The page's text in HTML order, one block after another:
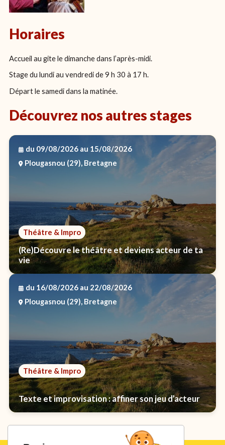
Horaires
Accueil au gite le dimanche dans l’après-midi.
Stage du lundi au vendredi de 9 h 30 à 17 h.
Départ le samedi dans la matinée.
Découvrez nos autres stages
du 09/08/2026 au 15/08/2026
Plougasnou (29), Bretagne
Théâtre & Impro
(Re)Découvre le théâtre et deviens acteur de ta
vie
du 16/08/2026 au 22/08/2026
Plougasnou (29), Bretagne
Théâtre & Impro
Texte et improvisation : affiner son jeu d’acteur